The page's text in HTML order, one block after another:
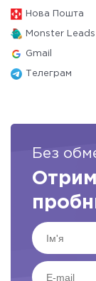
Нова Пошта
Monster Leads
Gmail
Телеграм
Без